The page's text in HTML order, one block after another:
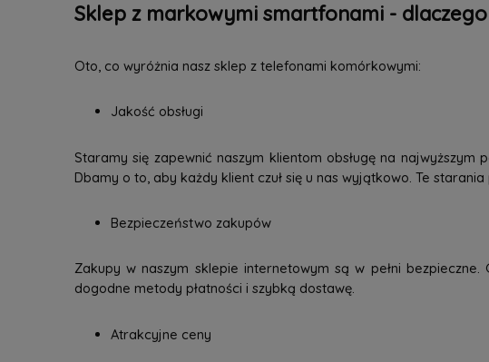
Sklep z markowymi smartfonami -
Oto, co wyróżnia nasz sklep z telefonami komórkowymi:
Jakość obsługi
Staramy się zapewnić naszym klientom obsługę na
Dbamy o to, aby każdy klient czuł się u nas wyjątkowo. Te
Bezpieczeństwo zakupów
Zakupy w naszym sklepie internetowym są w pełni
dogodne metody płatności i szybką dostawę.
Atrakcyjne ceny